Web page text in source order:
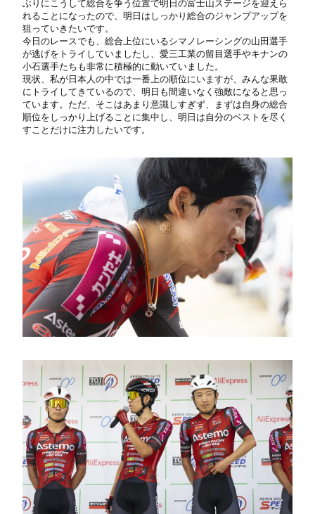
ぶりにこうして総合を争う位置で明日の富士山ステージを迎えら
れることになったので、明日はしっかり総合のジャンプアップを
狙っていきたいです。
今日のレースでも、総合上位にいるシマノレーシングの山田選手
が逃げをトライしていましたし、愛三工業の留目選手やキナンの
小石選手たちも非常に積極的に動いていました。
現状、私が日本人の中では一番上の順位にいますが、みんな果敢
にトライしてきているので、明日も間違いなく強敵になると思っ
ています。ただ、そこはあまり意識しすぎず、まずは自身の総合
順位をしっかり上げることに集中し、明日は自分のベストを尽く
すことだけに注力したいです。